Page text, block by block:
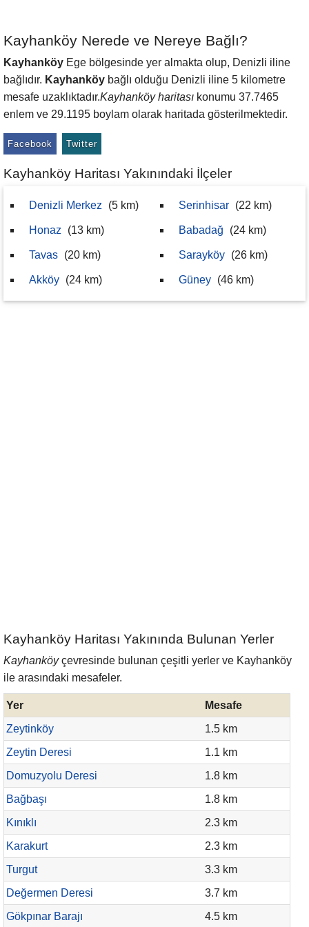
Kayhanköy Nerede ve Nereye Bağlı?
Kayhanköy Ege bölgesinde yer almakta olup, Denizli iline
bağlıdır. Kayhanköy bağlı olduğu Denizli iline 5 kilometre
mesafe uzaklıktadır.Kayhanköy haritası konumu 37.7465
enlem ve 29.1195 boylam olarak haritada gösterilmektedir.
Facebook Twitter
Kayhanköy Haritası Yakınındaki İlçeler
Denizli Merkez (5 km)
Honaz (13 km)
Tavas (20 km)
Akköy (24 km)
Serinhisar (22 km)
Babadağ (24 km)
Sarayköy (26 km)
Güney (46 km)
Kayhanköy Haritası Yakınında Bulunan Yerler
Kayhanköyçevresinde bulunan çeşitli yerler ve Kayhanköy
ile arasındaki mesafeler.
Yer
Mesafe
Zeytinköy
1.5 km
Zeytin Deresi
1.1 km
Domuzyolu Deresi
1.8 km
Bağbaşı
1.8 km
Kınıklı
2.3 km
Karakurt
2.3 km
Turgut
3.3 km
Değermen Deresi
3.7 km
Gökpınar Barajı
4.5 km